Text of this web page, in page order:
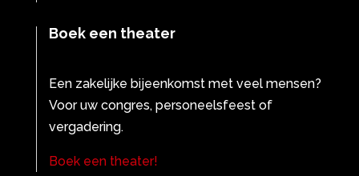
Boek een theater
Een zakelijke bijeenkomst met veel mensen?
Voor uw congres, personeelsfeest of
vergadering.
Boek een theater!